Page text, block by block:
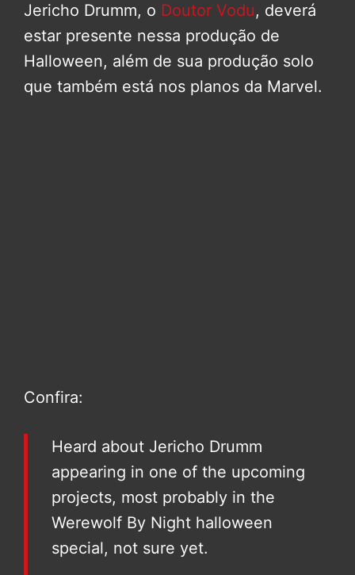
Jericho Drumm, o Doutor Vodu, deverá
estar presente nessa produção de
Halloween, além de sua produção solo
que também está nos planos da Marvel.
Confira:
Heard about Jericho Drumm
appearing in one of the upcoming
projects, most probably in the
Werewolf By Night halloween
special, not sure yet.